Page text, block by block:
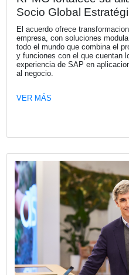
KPMG Argentina invita a
Comercio a participar
2026, un encuentro que
los principales desafíos
agenda tributaria y legal,
VER MÁS